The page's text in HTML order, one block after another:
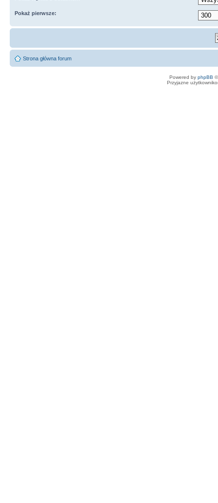
Pokaż pierwsze:
Strona główna forum
Powered by phpBB
Przyjazne